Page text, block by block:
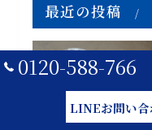
最近の投稿
0120-588-766
LINEお問い合